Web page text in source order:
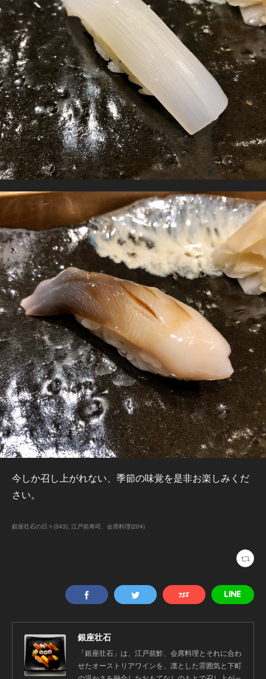
今しか召し上がれない、季節の味覚を是非お楽しみくだ
さい。
銀座壮石の日々 (343) 江戸前寿司、会席料理(204)
銀座壮石
「銀座壮石」は、江戸前鮓、会席料理とそれに合わ
せたオーストリアワインを、凛とした雰囲気と下町